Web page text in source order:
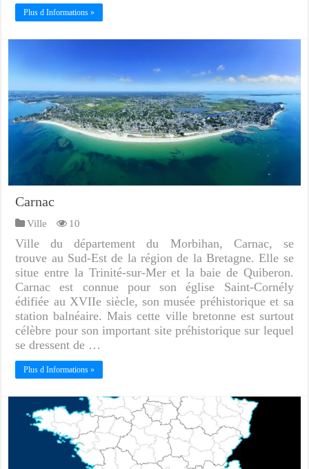
Plus d Informations »
Carnac
Ville 10
Ville du département du Morbihan, Carnac, se
trouve au Sud-Est de la région de la Bretagne. Elle se
situe entre la Trinité-sur-Mer et la baie de Quiberon.
Carnac est connue pour son église Saint-Cornély
édifiée au XVIIe siècle, son musée préhistorique et sa
station balnéaire. Mais cette ville bretonne est surtout
célèbre pour son important site préhistorique sur lequel
se dressent de …
Plus d Informations »